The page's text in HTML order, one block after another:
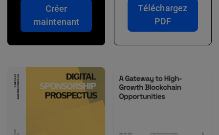
Créer
maintenant
Téléchargez
PDF